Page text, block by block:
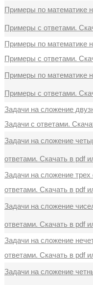
Примеры по математике
Примеры с ответами.
Примеры по математике
Примеры с ответами.
Примеры по математике
Примеры с ответами.
Задачи на сложение
Задачи с ответами.
Задачи на сложение
ответами. Скачать в pdf
Задачи на сложение
ответами. Скачать в pdf
Задачи на сложение
ответами. Скачать в pdf
Задачи на сложение
ответами. Скачать в pdf
Задачи на сложение